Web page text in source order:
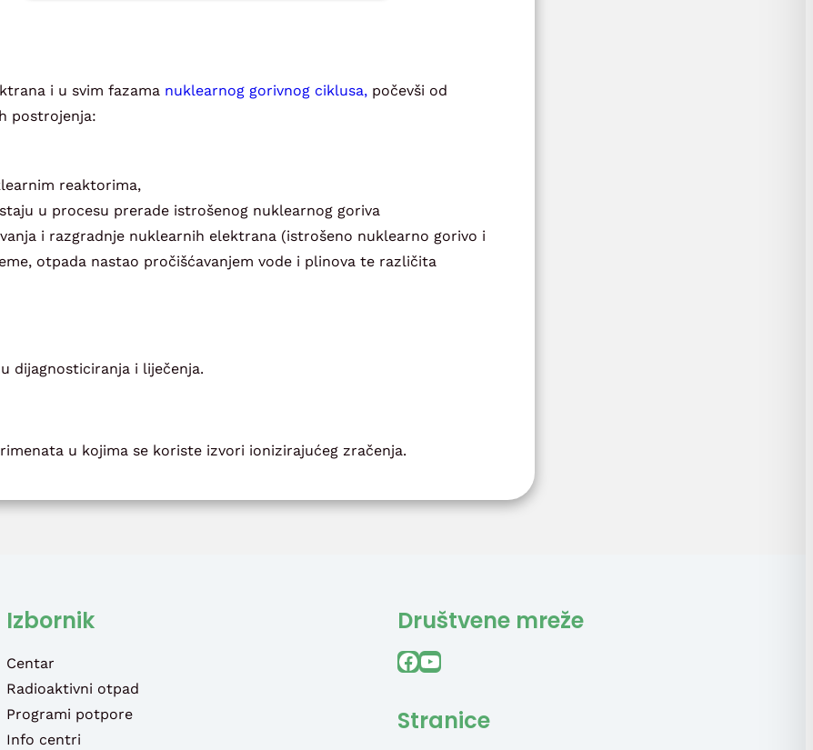
i u svim fazama nuklearnog gorivnog ciklusa, počevši od
postrojenja:
reaktorima,
u procesu prerade istrošenog nuklearnog goriva
i razgradnje nuklearnih elektrana (istrošeno nuklearno gorivo i
otpada nastao pročišćavanjem vode i plinova te različita
dijagnosticiranja i liječenja.
u kojima se koriste izvori ionizirajućeg zračenja.
Izbornik
Centar
Radioaktivni otpad
Programi potpore
Info centri
Društvene mreže
Facebook YouTube
Stranice